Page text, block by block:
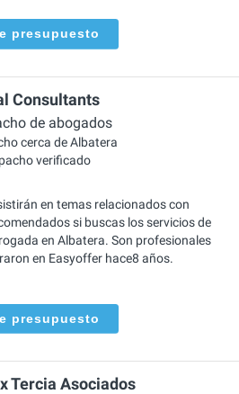
presupuesto
Consultants
de abogados
cerca de Albatera
verificado
en temas relacionados con
si buscas los servicios de
en Albatera. Son profesionales
en Easyoffer hace8 años.
presupuesto
Tercia Asociados